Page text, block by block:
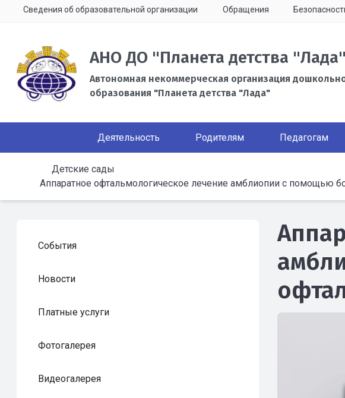
Сведения об образовательной организации Обращения
АНО ДО "Планета детства "Лада"
Автономная некоммерческая организация
образования "Планета детства "Лада"
Деятельность Родителям Педагогам
Детские сады
Аппаратное офтальмологическое лечение амблиопии с помощью
События
Новости
Платные услуги
Фотогалерея
Видеогалерея